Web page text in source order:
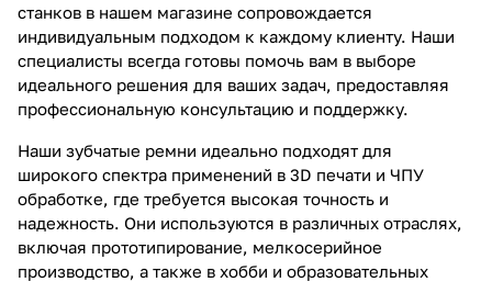
станков в нашем магазине сопровождается
индивидуальным подходом к каждому клиенту. Наши
специалисты всегда готовы помочь вам в выборе
идеального решения для ваших задач, предоставляя
профессиональную консультацию и поддержку.
Наши зубчатые ремни идеально подходят для
широкого спектра применений в 3D печати и ЧПУ
обработке, где требуется высокая точность и
надежность. Они используются в различных отраслях,
включая прототипирование, мелкосерийное
производство, а также в хобби и образовательных